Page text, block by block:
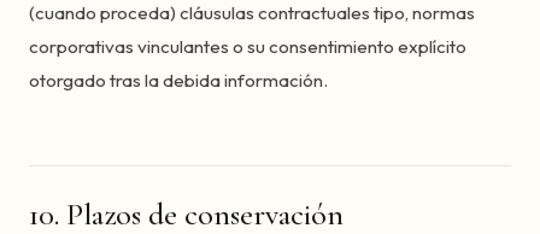
(cuando proceda) cláusulas contractuales tipo, normas
corporativas vinculantes o su consentimiento explícito
otorgado tras la debida información.
10. Plazos de conservación